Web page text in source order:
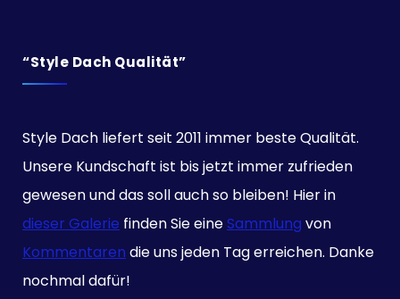
“Style Dach Qualität”
Style Dach liefert seit 2011 immer beste Qualität.
Unsere Kundschaft ist bis jetzt immer zufrieden
gewesen und das soll auch so bleiben! Hier in
dieser Galerie finden Sie eineSammlung von
Kommentaren die uns jeden Tag erreichen. Danke
nochmal dafür!